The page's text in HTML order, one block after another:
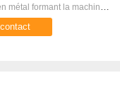
métal formant la machine
les plate-formes de